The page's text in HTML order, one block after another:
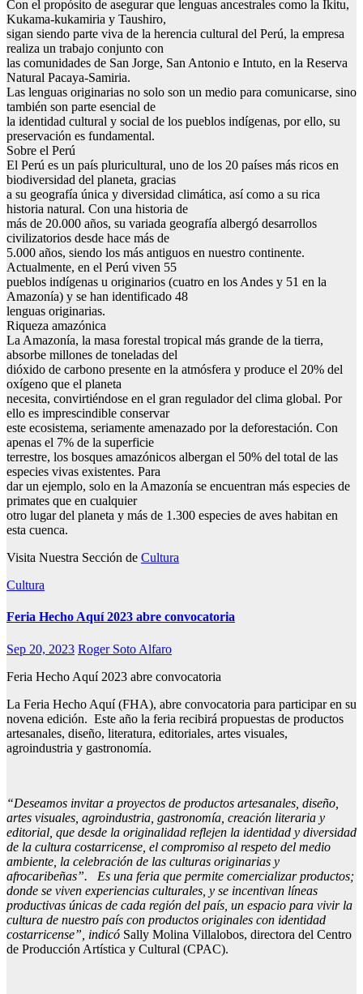
Con el propósito de asegurar que lenguas ancestrales como la Ikitu,
Kukama-kukamiria y Taushiro,
sigan siendo parte viva de la herencia cultural del Perú, la empresa
realiza un trabajo conjunto con
las comunidades de San Jorge, San Antonio e Intuto, en la Reserva
Natural Pacaya-Samiria.
Las lenguas originarias no solo son un medio para comunicarse, sino
también son parte esencial de
la identidad cultural y social de los pueblos indígenas, por ello, su
preservación es fundamental.
Sobre el Perú
El Perú es un país pluricultural, uno de los 20 países más ricos en
biodiversidad del planeta, gracias
a su geografía única y diversidad climática, así como a su rica
historia natural. Con una historia de
más de 20.000 años, su variada geografía albergó desarrollos
civilizatorios desde hace más de
5.000 años, siendo los más antiguos en nuestro continente.
Actualmente, en el Perú viven 55
pueblos indígenas u originarios (cuatro en los Andes y 51 en la
Amazonía) y se han identificado 48
lenguas originarias.
Riqueza amazónica
La Amazonía, la masa forestal tropical más grande de la tierra,
absorbe millones de toneladas del
dióxido de carbono presente en la atmósfera y produce el 20% del
oxígeno que el planeta
necesita, convirtiéndose en el gran regulador del clima global. Por
ello es imprescindible conservar
este ecosistema, seriamente amenazado por la deforestación. Con
apenas el 7% de la superficie
terrestre, los bosques amazónicos albergan el 50% del total de las
especies vivas existentes. Para
dar un ejemplo, solo en la Amazonía se encuentran más especies de
primates que en cualquier
otro lugar del planeta y más de 1.300 especies de aves habitan en
esta cuenca.
Visita Nuestra Sección de Cultura
Cultura
Feria Hecho Aquí 2023 abre convocatoria
Sep 20, 2023 Roger Soto Alfaro
Feria Hecho Aquí 2023 abre convocatoria
La Feria Hecho Aquí (FHA), abre convocatoria para participar en su
novena edición. Este año la feria recibirá propuestas de productos
artesanales, diseño, literatura, editoriales, artes visuales,
agroindustria y gastronomía.
“Deseamos invitar a proyectos de productos artesanales, diseño,
artes visuales, agroindustria, gastronomía, creación literaria y
editorial, que desde la originalidad reflejen la identidad y diversidad
de la cultura costarricense, el compromiso al respeto del medio
ambiente, la celebración de las culturas originarias y
afrocaribeñas”. Es una feria que permite comercializar productos;
donde se viven experiencias culturales, y se incentivan líneas
productivas únicas de cada región del país, un espacio para vivir la
cultura de nuestro país con productos originales con identidad
costarricense”, indicó Sally Molina Villalobos, directora del Centro
de Producción Artística y Cultural (CPAC).